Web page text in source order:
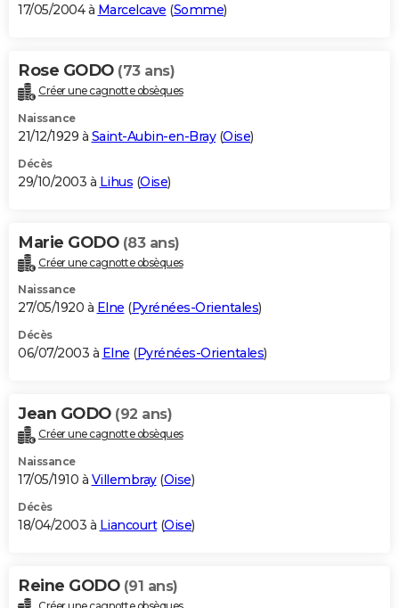
17/05/2004 à Marcelcave (Somme)
Rose GODO (73 ans)
Créer une cagnotte obsèques
Naissance
21/12/1929 à Saint-Aubin-en-Bray(Oise)
Décès
29/10/2003 à Lihus (Oise)
Marie GODO (83 ans)
Créer une cagnotte obsèques
Naissance
27/05/1920 à Elne (Pyrénées-Orientales)
Décès
06/07/2003 à Elne (Pyrénées-Orientales)
Jean GODO (92 ans)
Créer une cagnotte obsèques
Naissance
17/05/1910 à Villembray(Oise)
Décès
18/04/2003 à Liancourt(Oise)
Reine GODO (91 ans)